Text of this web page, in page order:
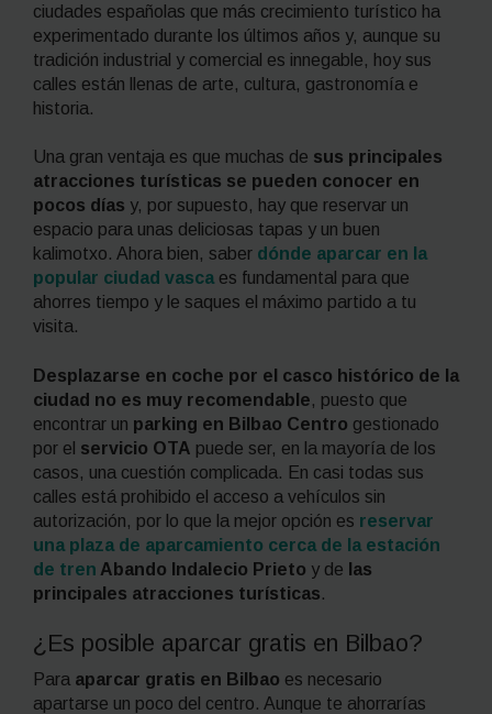
ciudades españolas que más crecimiento turístico ha
experimentado durante los últimos años y, aunque su
tradición industrial y comercial es innegable, hoy sus
calles están llenas de arte, cultura, gastronomía e
historia.
Una gran ventaja es que muchas de sus principales
atracciones turísticas se pueden conocer en
pocos días y, por supuesto, hay que reservar un
espacio para unas deliciosas tapas y un buen
kalimotxo. Ahora bien, saber dónde aparcar en la
popular ciudad vasca es fundamental para que
ahorres tiempo y le saques el máximo partido a tu
visita.
Desplazarse en coche por el casco histórico de la
ciudad no es muy recomendable, puesto que
encontrar un parking en Bilbao Centro gestionado
por el servicio OTA puede ser, en la mayoría de los
casos, una cuestión complicada. En casi todas sus
calles está prohibido el acceso a vehículos sin
autorización, por lo que la mejor opción es reservar
una plaza de aparcamiento cerca de la estación
de tren Abando Indalecio Prieto y de las
principales atracciones turísticas.
¿Es posible aparcar gratis en Bilbao?
Para aparcar gratis en Bilbao es necesario
apartarse un poco del centro. Aunque te ahorrarías